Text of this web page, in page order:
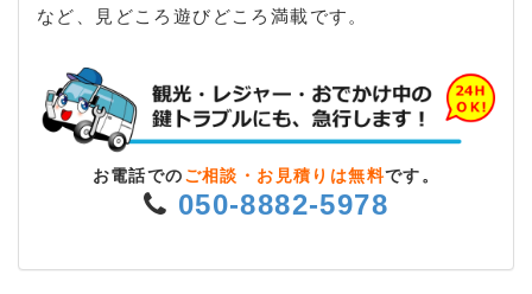
など、見どころ遊びどころ満載です。
お電話での ご相談・お見積りは無料です。
050-8882-5978